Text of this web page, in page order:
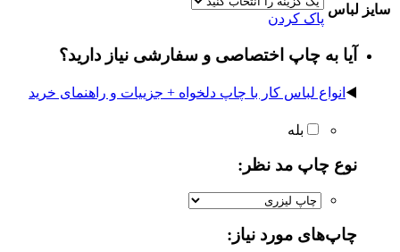
سایز لباس
پاک کردن
آیا به چاپ اختصاصی و سفارشی نیاز دارید؟
◀️ انواع لباس کار با چاپ دلخواه + جزییات و راهنمای خرید
بله
نوع چاپ مد نظر:
چاپ‌های مورد نیاز: